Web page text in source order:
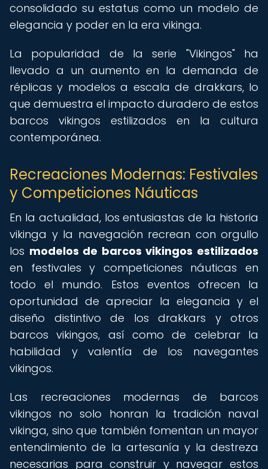
consolidado su estatus como un modelo de
elegancia y poder en la era vikinga.
La popularidad de la serie "Vikingos" ha
llevado a un aumento en la demanda de
réplicas y modelos a escala de drakkars, lo
que demuestra el impacto duradero de estos
barcos vikingos estilizados en la cultura
contemporánea.
Recreaciones Modernas: Festivales
y Competiciones Náuticas
En la actualidad, los entusiastas de la historia
vikinga y la navegación recrean con orgullo
los modelos de barcos vikingos estilizados
en festivales y competiciones náuticas en
todo el mundo. Estos eventos ofrecen la
oportunidad de apreciar la elegancia y el
diseño distintivo de los drakkars y otros
barcos vikingos, así como de celebrar la
habilidad y valentía de los navegantes
vikingos.
Las recreaciones modernas de barcos
vikingos no solo honran la tradición naval
vikinga, sino que también fomentan un mayor
entendimiento de la artesanía y la destreza
necesarias para construir y navegar estos